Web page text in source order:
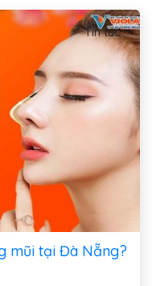
Tin tức
mũi tại Đà Nẵng?